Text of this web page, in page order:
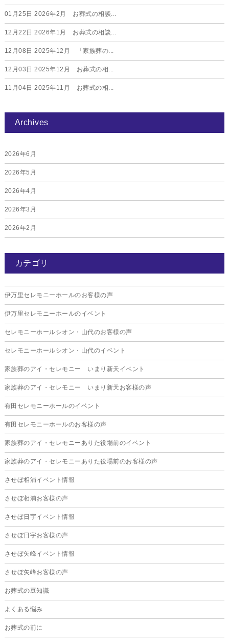
01月25日 2026年2月 お葬式の相談...
12月22日 2026年1月 お葬式の相談...
12月08日 2025年12月 「家族葬の...
12月03日 2025年12月 お葬式の相...
11月04日 2025年11月 お葬式の相...
Archives
2026年6月
2026年5月
2026年4月
2026年3月
2026年2月
2025年12月
カテゴリ
伊万里セレモニーホールのお客様の声
伊万里セレモニーホールのイベント
セレモニーホールシオン・山代のお客様の声
セレモニーホールシオン・山代のイベント
家族葬のアイ・セレモニー いまり新天イベント
家族葬のアイ・セレモニー いまり新天お客様の声
有田セレモニーホールのイベント
有田セレモニーホールのお客様の声
家族葬のアイ・セレモニーありた役場前のイベント
家族葬のアイ・セレモニーありた役場前のお客様の声
させぼ相浦イベント情報
させぼ相浦お客様の声
させぼ日宇イベント情報
させぼ日宇お客様の声
させぼ矢峰イベント情報
させぼ矢峰お客様の声
お葬式の豆知識
よくある悩み
お葬式の前に